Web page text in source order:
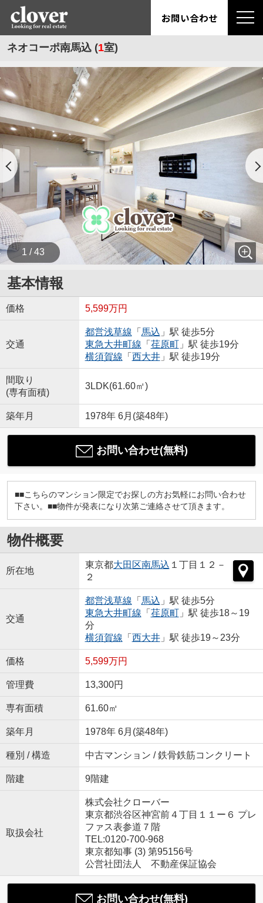
お問い合わせ
ネオコーポ南馬込 (1室)
1 / 43
基本情報
価格 5,599万円
交通
都営浅草線 「 馬込 」駅 徒歩5分
東急大井町線 「 荏原町」駅 徒歩19分
横須賀線 「 西大井」駅 徒歩19分
間取り
(専有面積)
3LDK(61.60㎡)
築年月 1978年 6月(築48年)
お問い合わせ(無料)
■■こちらのマンション限定でお探しの方お気軽にお問い合わせ
下さい。■■物件が発表になり次第ご連絡させて頂きます。
物件概要
所在地
東京都大田区南馬込 １丁目１２－
２
交通
都営浅草線 「 馬込 」駅 徒歩5分
東急大井町線 「 荏原町」駅 徒歩18～19
分
横須賀線 「 西大井」駅 徒歩19～23分
価格 5,599万円
管理費 13,300円
専有面積 61.60㎡
築年月 1978年 6月(築48年)
種別 / 構造 中古マンション / 鉄骨鉄筋コンクリート
階建 9階建
取扱会社
株式会社クローバー
東京都渋谷区神宮前４丁目１１ー６ プレ
ファス表参道７階
TEL:0120-700-968
東京都知事 (3) 第95156号
公営社団法人 不動産保証協会
お問い合わせ(無料)